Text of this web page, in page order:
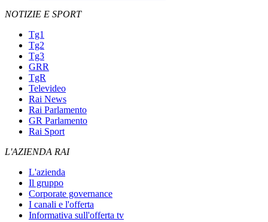
NOTIZIE E SPORT
Tg1
Tg2
Tg3
GRR
TgR
Televideo
Rai News
Rai Parlamento
GR Parlamento
Rai Sport
L'AZIENDA RAI
L'azienda
Il gruppo
Corporate governance
I canali e l'offerta
Informativa sull'offerta tv